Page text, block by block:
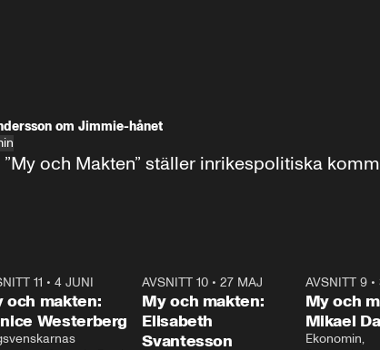
om Jimmie-hånet
och Makten” ställer inrikespolitiska
23:40
11 •4 JUNI
och makten:
Westerberg
AVSNITT 10 •27 MAJ
My och makten:
Elisabeth
Svantesson
AVSNITT 9•
My och
Mikael
Ekonomin,